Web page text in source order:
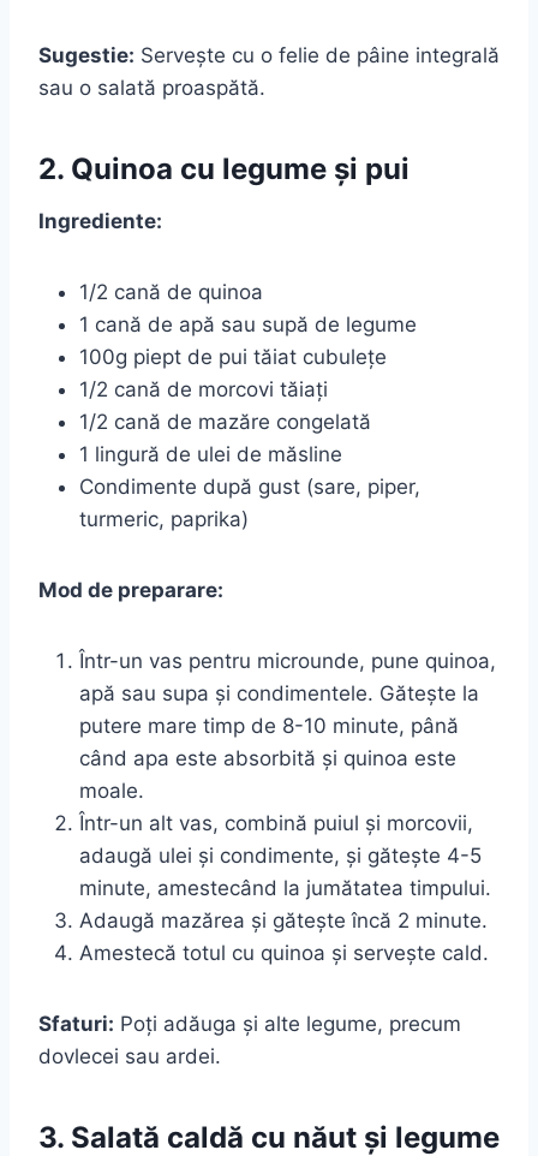
Sugestie: Servește cu o felie de pâine integrală
sau o salată proaspătă.
2. Quinoa cu legume și pui
Ingrediente:
1/2 cană de quinoa
1 cană de apă sau supă de legume
100g piept de pui tăiat cubulețe
1/2 cană de morcovi tăiați
1/2 cană de mazăre congelată
1 lingură de ulei de măsline
Condimente după gust (sare, piper,
turmeric, paprika)
Mod de preparare:
Într-un vas pentru microunde, pune quinoa,
apă sau supa și condimentele. Gătește la
putere mare timp de 8-10 minute, până
când apa este absorbită și quinoa este
moale.
Într-un alt vas, combină puiul și morcovii,
adaugă ulei și condimente, și gătește 4-5
minute, amestecând la jumătatea timpului.
Adaugă mazărea și gătește încă 2 minute.
Amestecă totul cu quinoa și servește cald.
Sfaturi: Poți adăuga și alte legume, precum
dovlecei sau ardei.
3. Salată caldă cu năut și legume